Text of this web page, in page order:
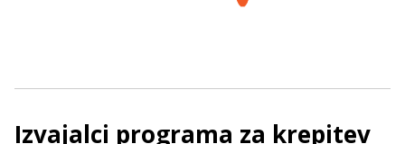
Izvajalci programa za krepitev